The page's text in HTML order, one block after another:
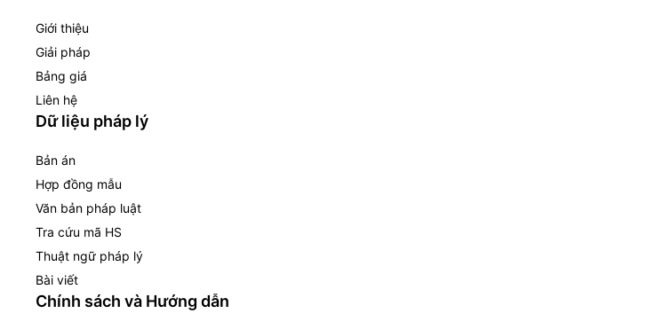
Giới thiệu
Giải pháp
Bảng giá
Liên hệ
Dữ liệu pháp lý
Bản án
Hợp đồng mẫu
Văn bản pháp luật
Tra cứu mã HS
Thuật ngữ pháp lý
Bài viết
Chính sách và Hướng dẫn